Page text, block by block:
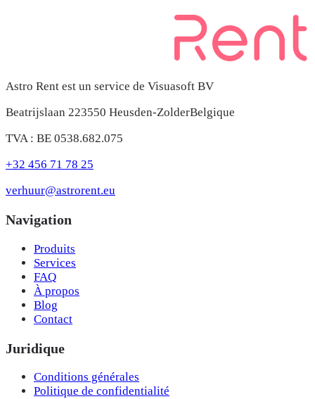
Astro Rent est un service de Visuasoft BV
Beatrijslaan 223550 Heusden-ZolderBelgique
TVA : BE 0538.682.075
+32 456 71 78 25
verhuur@astrorent.eu
Navigation
Produits
Services
FAQ
À propos
Blog
Contact
Juridique
Conditions générales
Politique de confidentialité